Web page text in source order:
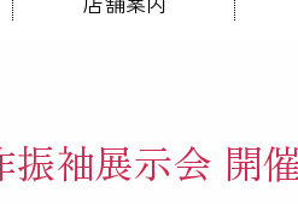
袖展示会 開